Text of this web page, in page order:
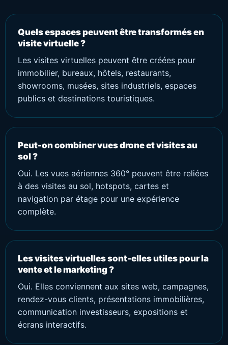
Quels espaces peuvent être transformés en
visite virtuelle ?
Les visites virtuelles peuvent être créées pour
immobilier, bureaux, hôtels, restaurants,
showrooms, musées, sites industriels, espaces
publics et destinations touristiques.
Peut-on combiner vues drone et visites au
sol ?
Oui. Les vues aériennes 360° peuvent être reliées
à des visites au sol, hotspots, cartes et
navigation par étage pour une expérience
complète.
Les visites virtuelles sont-elles utiles pour la
vente et le marketing ?
Oui. Elles conviennent aux sites web, campagnes,
rendez-vous clients, présentations immobilières,
communication investisseurs, expositions et
écrans interactifs.